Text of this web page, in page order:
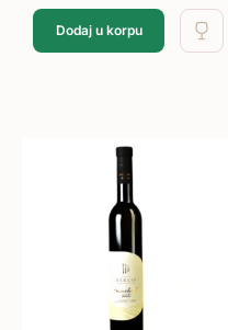
Dodaj u korpu